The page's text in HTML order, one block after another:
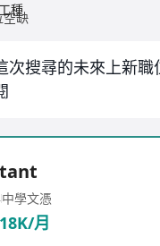
種
空缺
次搜尋的未來上新職
中學文憑
月